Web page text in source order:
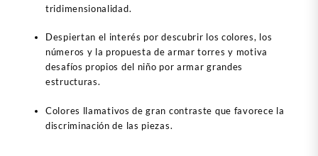
tridimensionalidad.
Despiertan el interés por descubrir los colores, los
números y la propuesta de armar torres y motiva
desafíos propios del niño por armar grandes
estructuras.
Colores llamativos de gran contraste que favorece la
discriminación de las piezas.